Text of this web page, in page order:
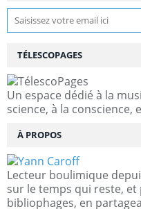
TÉLESCOPAGES
Un espace dédié à la
science, à la conscience,
À PROPOS
Lecteur boulimique
sur le temps qui reste,
bibliophages, en